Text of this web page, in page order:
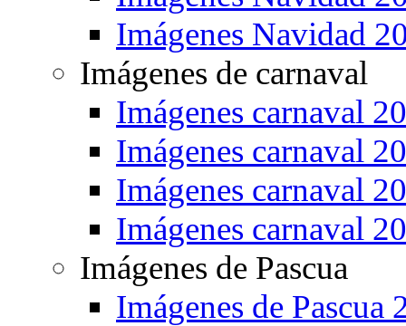
Imágenes Navidad
Imágenes de carnaval
Imágenes carnaval
Imágenes carnaval
Imágenes carnaval
Imágenes carnaval
Imágenes de Pascua
Imágenes de Pascua